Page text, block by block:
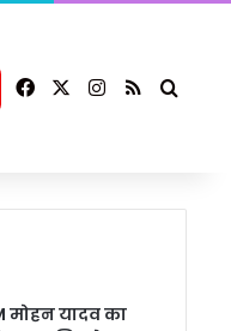
FacebookInstagram
RSS
मोहन यादव का